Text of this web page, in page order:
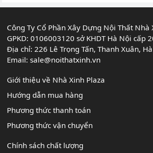
Công Ty Cổ Phần Xây Dựng Nội Thất Nhà
GPKD: 0106003120 sở KHDT Hà Nội cấp
Địa chỉ: 226 Lê Trọng Tấn, Thanh Xuân,
Email:sale@noithatxinh.vn
Giới thiệu về Nhà Xinh Plaza
Hướng dẫn mua hàng
Phương thức thanh toán
Phương thức vận chuyển
Chính sách chất lượng